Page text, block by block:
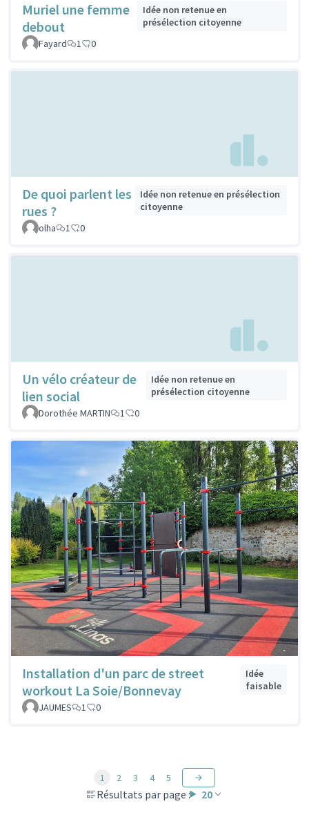
Muriel une femme
debout
Idée non retenue en
présélection citoyenne
Fayard
1 0
De quoi parlent les
rues ?
Idée non retenue en présélection
citoyenne
olha
1 0
Un vélo créateur de
lien social
Idée non retenue en
présélection citoyenne
Dorothée MARTIN
1 0
Installation d'un parc de street
workout La Soie/Bonnevay
Idée
faisable
JAUMES
1 0
Résultats par page : 20
1 2 3 4 5